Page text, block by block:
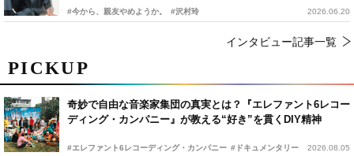
PICKUP
奇妙で自由な音楽家集団の真実とは？『エレファント6レコー
ディング・カンパニー』が教える“好き”を貫くDIY精神
#エレファント6レコーディング・カンパニー #ドキュメンタリー 2026.08.05
#今から、親友やめようか。 #沢村玲 2026.06.20
インタビュー記事一覧